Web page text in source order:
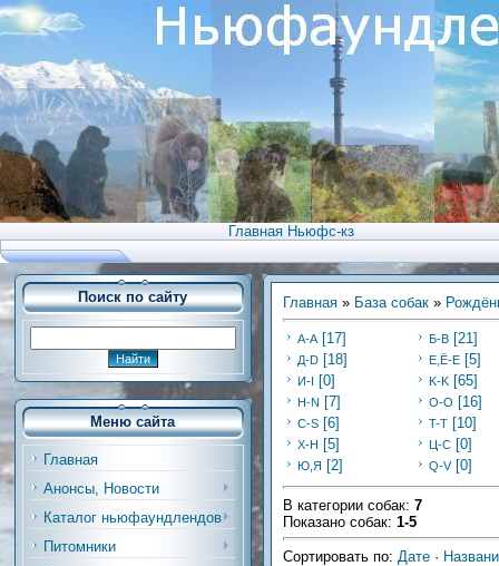
Главная Ньюфс-кз
Поиск по сайту
Меню сайта
Главная
Анонсы, Новости
Каталог ньюфаундлендов
Питомники
Главная» База собак»
А-А [17] Б-В [21]
Д-D [18] Е,Ё-Е [5]
И-I [0] K-K [65]
Н-N [7] O-O [16]
C-S [6] T-T [10]
Х-H [5] Ц-C [0]
Ю,Я [2] Q-V [0]
В категории собак: 7
Показано собак: 1-5
Сортировать по: Дате·